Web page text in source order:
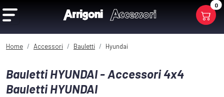
0
Home Accessori Bauletti Hyundai
Bauletti HYUNDAI - Accessori 4x4
Bauletti HYUNDAI